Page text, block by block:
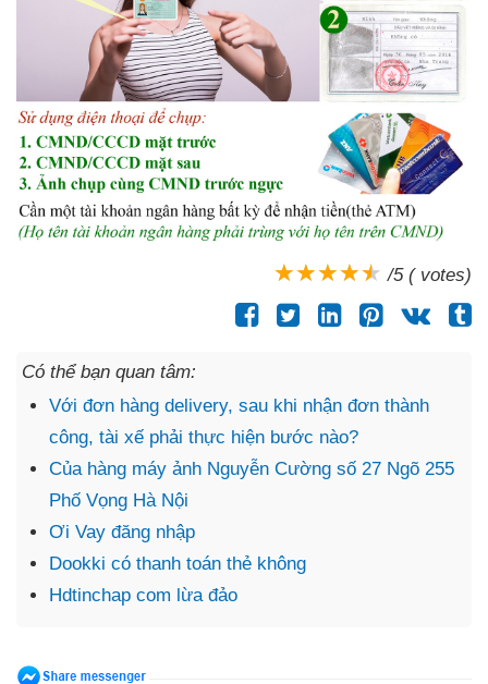
/5 ( votes)
Có thể bạn quan tâm:
Với đơn hàng delivery, sau khi nhận đơn thành
công, tài xế phải thực hiện bước nào?
Của hàng máy ảnh Nguyễn Cường số 27 Ngõ 255
Phố Vọng Hà Nội
Ơi Vay đăng nhập
Dookki có thanh toán thẻ không
Hdtinchap com lừa đảo